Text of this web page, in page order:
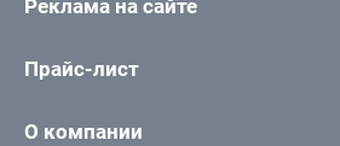
Реклама на сайте
Прайс-лист
О компании